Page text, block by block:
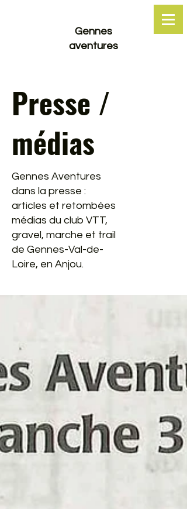
Gennes
aventures
Presse /
médias
Gennes Aventures
dans la presse :
articles et retombées
médias du club VTT,
gravel, marche et trail
de Gennes-Val-de-
Loire, en Anjou.